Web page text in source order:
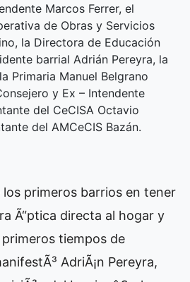
Marcos Ferrer, el
de Obras y Servicios
la Directora de Educación
barrial Adrián Pereyra, la
Primaria Manuel Belgrano
y Ex – Intendente
del CeCISA Octavio
del AMCeCIS Bazán.
primeros barrios en tener
Ã“ptica directa al hogar y
tiempos de
AdriÃ¡n Pereyra,